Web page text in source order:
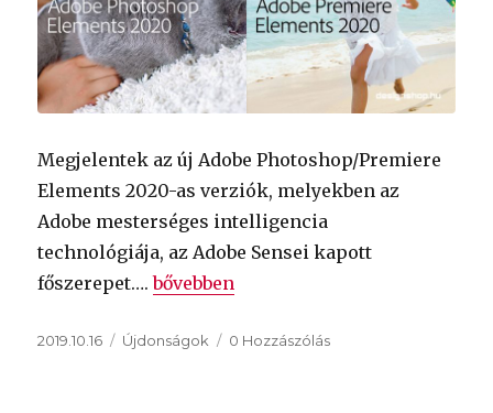
Megjelentek az új Adobe Photoshop/Premiere
Elements 2020-as verziók, melyekben az
Adobe mesterséges intelligencia
technológiája, az Adobe Sensei kapott
főszerepet….„Adobe Photoshop Elements 2020 és
bővebben
Közzétéve
2019.10.16 Kategória
Újdonságok 0 Hozzászólás